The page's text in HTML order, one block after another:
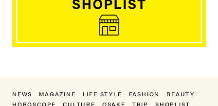
NEWS MAGAZINE LIFE STYLE FASHION
BEAUTY
HOROSCOPE
CULTURE OSAKE TRIP SHOPLIST